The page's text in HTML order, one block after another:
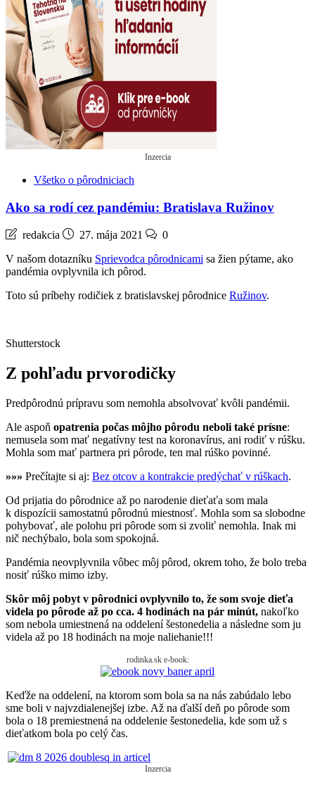
Inzercia
Všetko o pôrodniciach
Ako sa rodí cez pandémiu: Bratislava Ružinov
redakcia 27. mája 2021
0
V našom dotazníku Sprievodca pôrodnicami sa žien pýtame, ako
pandémia ovplyvnila ich pôrod.
Toto sú príbehy rodičiek z bratislavskej pôrodnice Ružinov.
Shutterstock
Z pohľadu prvorodičky
Predpôrodnú prípravu som nemohla absolvovať kvôli pandémii.
Ale aspoň opatrenia počas môjho pôrodu neboli také prísne:
nemusela som mať negatívny test na koronavírus, ani rodiť v rúšku.
Mohla som mať partnera pri pôrode, ten mal rúško povinné.
»»» Prečítajte si aj: Bez otcov a kontrakcie predýchať v rúškach.
Od prijatia do pôrodnice až po narodenie dieťaťa som mala
k dispozícii samostatnú pôrodnú miestnosť. Mohla som sa slobodne
pohybovať, ale polohu pri pôrode som si zvoliť nemohla. Inak mi
nič nechýbalo, bola som spokojná.
Pandémia neovplyvnila vôbec môj pôrod, okrem toho, že bolo treba
nosiť rúško mimo izby.
Skôr môj pobyt v pôrodnici ovplyvnilo to, že som svoje dieťa
videla po pôrode až po cca. 4 hodinách na pár minút, nakoľko
som nebola umiestnená na oddelení šestonedelia a následne som ju
videla až po 18 hodinách na moje naliehanie!!!
rodinka.sk e-book:
Keďže na oddelení, na ktorom som bola sa na nás zabúdalo lebo
sme boli v najvzdialenejšej izbe. Až na ďalší deň po pôrode som
bola o 18 premiestnená na oddelenie šestonedelia, kde som už s
dieťatkom bola po celý čas.
Inzercia